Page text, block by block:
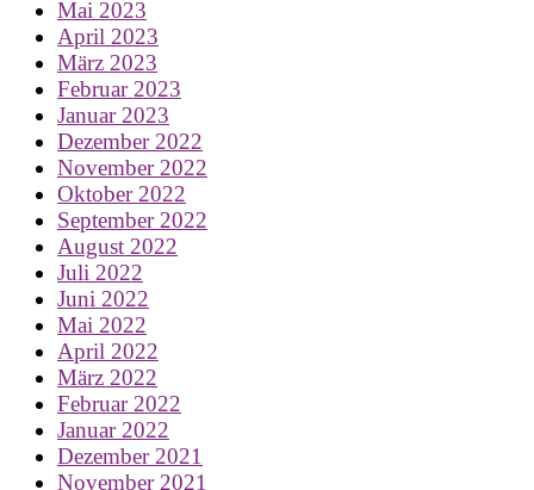
Mai 2023
April 2023
März 2023
Februar 2023
Januar 2023
Dezember 2022
November 2022
Oktober 2022
September 2022
August 2022
Juli 2022
Juni 2022
Mai 2022
April 2022
März 2022
Februar 2022
Januar 2022
Dezember 2021
November 2021